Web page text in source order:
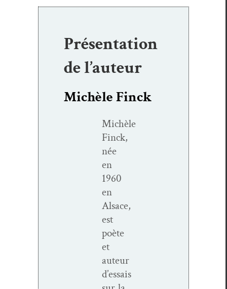
Présentation
de l’auteur
Michèle Finck
Michèle
Finck,
née
en
1960
en
Alsace,
est
poète
et
auteur
d’essais